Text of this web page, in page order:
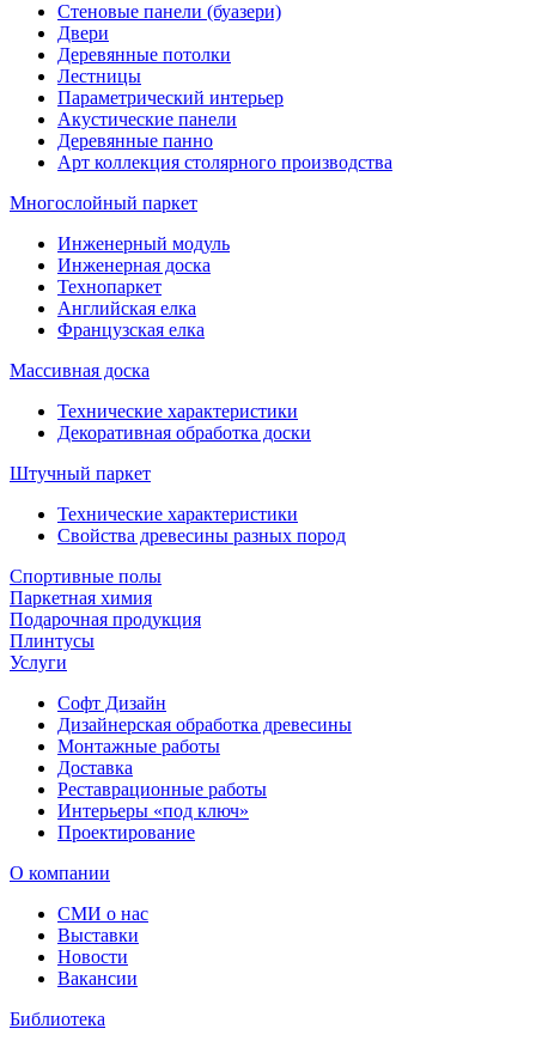
Стеновые панели (буазери)
Двери
Деревянные потолки
Лестницы
Параметрический интерьер
Акустические панели
Деревянные панно
Арт коллекция столярного производства
Многослойный паркет
Инженерный модуль
Инженерная доска
Технопаркет
Английская елка
Французская елка
Массивная доска
Технические характеристики
Декоративная обработка доски
Штучный паркет
Технические характеристики
Свойства древесины разных пород
Спортивные полы
Паркетная химия
Подарочная продукция
Плинтусы
Услуги
Софт Дизайн
Дизайнерская обработка древесины
Монтажные работы
Доставка
Реставрационные работы
Интерьеры «под ключ»
Проектирование
О компании
СМИ о нас
Выставки
Новости
Вакансии
Библиотека